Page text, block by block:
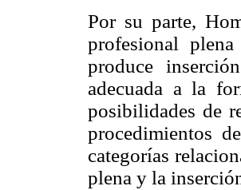
Por su parte,
profesional
produce
adecuada a la
posibilidades de
procedimientos
categorías
plena y la